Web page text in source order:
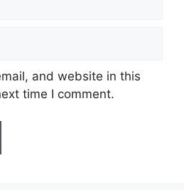
and website in this
time I comment.